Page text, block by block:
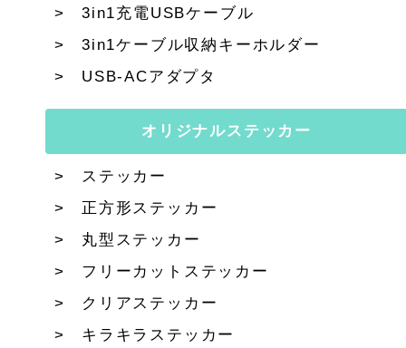
3in1充電USBケーブル
3in1ケーブル収納キーホルダー
USB-ACアダプタ
オリジナルステッカー
ステッカー
正方形ステッカー
丸型ステッカー
フリーカットステッカー
クリアステッカー
キラキラステッカー